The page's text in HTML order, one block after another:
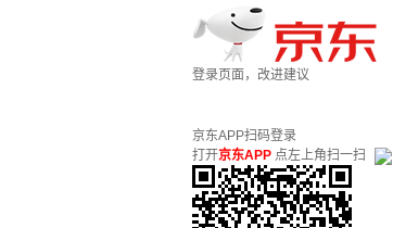
登录页面，改进建议
京东APP扫码登录
打开京东APP 点左上角扫一扫